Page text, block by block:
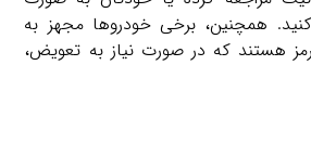
همچنین، برخی خودروها مجهز به
هستند که در صورت نیاز به تعویض،